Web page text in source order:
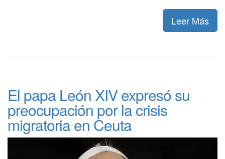
Leer Más
El papa León XIV expresó su
preocupación por la crisis
migratoria en Ceuta